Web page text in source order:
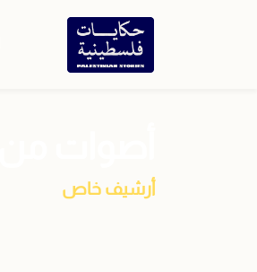
أرشيف خاص